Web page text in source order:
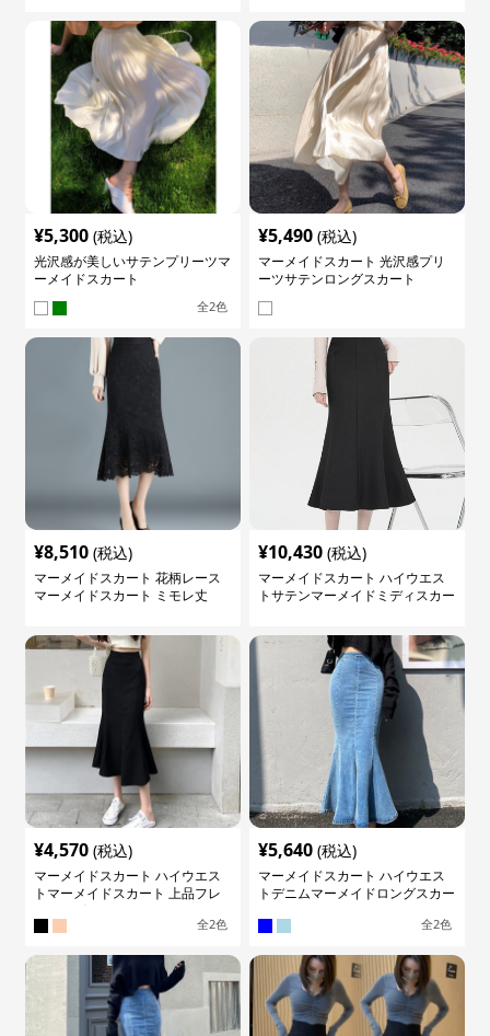
¥5,300 (税込)
光沢感が美しいサテンプリーツマ
ーメイドスカート
全2色
¥5,490 (税込)
マーメイドスカート 光沢感プリ
ーツサテンロングスカート
¥8,510 (税込)
マーメイドスカート 花柄レース
マーメイドスカート ミモレ丈
¥10,430 (税込)
マーメイドスカート ハイウエス
トサテンマーメイドミディスカー
¥4,570 (税込)
マーメイドスカート ハイウエス
トマーメイドスカート 上品フレ
アロング
全2色
¥5,640 (税込)
マーメイドスカート ハイウエス
トデニムマーメイドロングスカー
全2色